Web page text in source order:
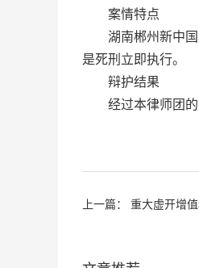
案情特点
湖南郴州新中国成
是死刑立即执行。
辩护结果
经过本律师团的
上一篇： 重大虚开增